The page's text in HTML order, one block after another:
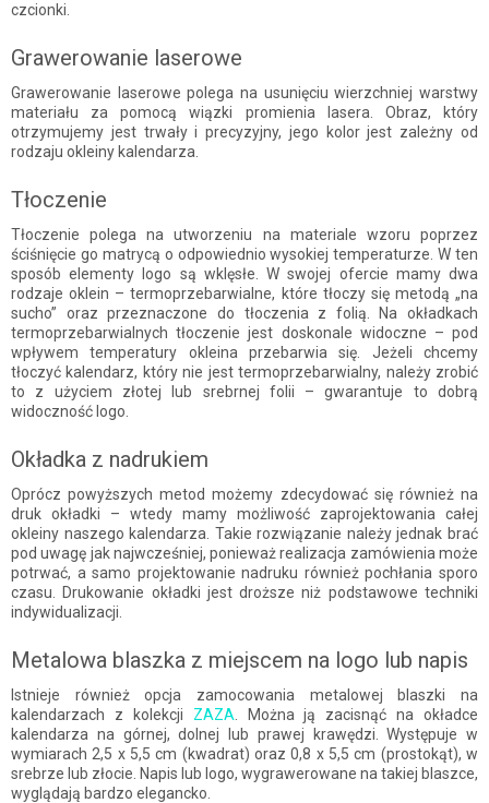
czcionki.
Grawerowanie laserowe
Grawerowanie laserowe polega na usunięciu wierzchniej warstwy
materiału za pomocą wiązki promienia lasera. Obraz, który
otrzymujemy jest trwały i precyzyjny, jego kolor jest zależny od
rodzaju okleiny kalendarza.
Tłoczenie
Tłoczenie polega na utworzeniu na materiale wzoru poprzez
ściśnięcie go matrycą o odpowiednio wysokiej temperaturze. W ten
sposób elementy logo są wklęsłe. W swojej ofercie mamy dwa
rodzaje oklein – termoprzebarwialne, które tłoczy się metodą „na
sucho” oraz przeznaczone do tłoczenia z folią. Na okładkach
termoprzebarwialnych tłoczenie jest doskonale widoczne – pod
wpływem temperatury okleina przebarwia się. Jeżeli chcemy
tłoczyć kalendarz, który nie jest termoprzebarwialny, należy zrobić
to z użyciem złotej lub srebrnej folii – gwarantuje to dobrą
widoczność logo.
Okładka z nadrukiem
Oprócz powyższych metod możemy zdecydować się również na
druk okładki – wtedy mamy możliwość zaprojektowania całej
okleiny naszego kalendarza. Takie rozwiązanie należy jednak brać
pod uwagę jak najwcześniej, ponieważ realizacja zamówienia może
potrwać, a samo projektowanie nadruku również pochłania sporo
czasu. Drukowanie okładki jest droższe niż podstawowe techniki
indywidualizacji.
Metalowa blaszka z miejscem na logo lub napis
Istnieje również opcja zamocowania metalowej blaszki na
kalendarzach z kolekcji ZAZA . Można ją zacisnąć na okładce
kalendarza na górnej, dolnej lub prawej krawędzi. Występuje w
wymiarach 2,5 x 5,5 cm (kwadrat) oraz 0,8 x 5,5 cm (prostokąt), w
srebrze lub złocie. Napis lub logo, wygrawerowane na takiej blaszce,
wyglądają bardzo elegancko.